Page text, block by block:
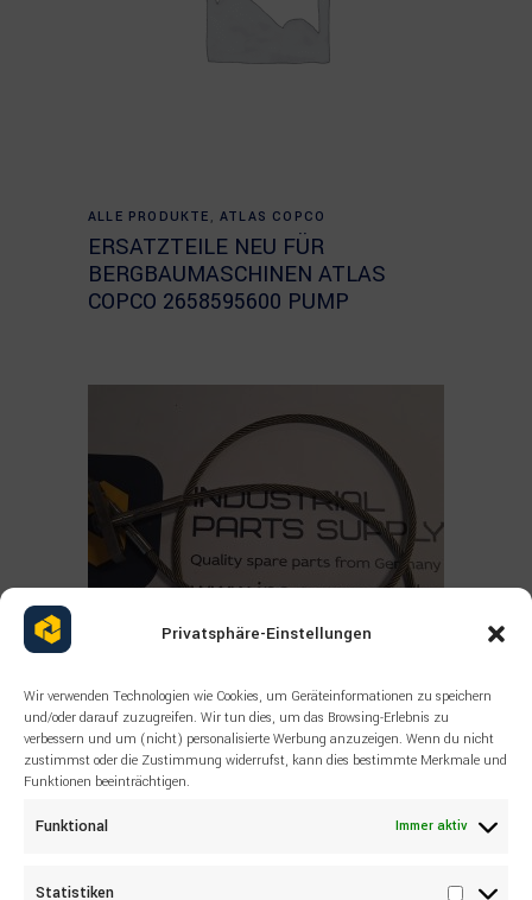
Privatsphäre-Einstellungen
Wir verwenden Technologien wie Cookies, um Geräteinformationen zu speichern
und/oder darauf zuzugreifen. Wir tun dies, um das Browsing-Erlebnis zu
verbessern und um (nicht) personalisierte Werbung anzuzeigen. Wenn du nicht
zustimmst oder die Zustimmung widerrufst, kann dies bestimmte Merkmale und
Funktionen beeinträchtigen.
Funktional Immer aktiv
Statistiken
Read more
ALLE PRODUKTE ,ATLAS COPCO
ERSATZTEILE NEU FÜR
BERGBAUMASCHINEN ATLAS
COPCO 2658595600 PUMP
Read more
ALLE PRODUKTE
SANDVIK Wire rope 55038518